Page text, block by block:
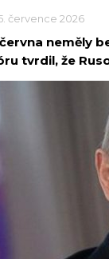
července 2026
neměly
tvrdil, že